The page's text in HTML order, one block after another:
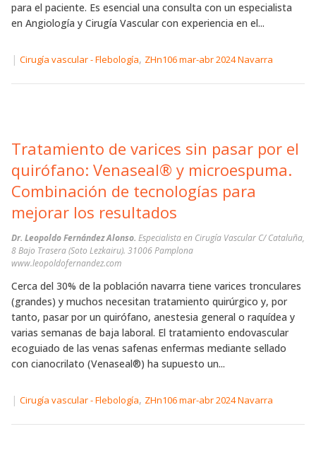
para el paciente. Es esencial una consulta con un especialista
en Angiología y Cirugía Vascular con experiencia en el...
| Cirugía vascular - Flebología, ZHn106 mar-abr 2024 Navarra
Tratamiento de varices sin pasar por el
quirófano: Venaseal® y microespuma.
Combinación de tecnologías para
mejorar los resultados
Dr. Leopoldo Fernández Alonso. Especialista en Cirugía Vascular C/ Cataluña,
8 Bajo Trasera (Soto Lezkairu). 31006 Pamplona
www.leopoldofernandez.com
Cerca del 30% de la población navarra tiene varices tronculares
(grandes) y muchos necesitan tratamiento quirúrgico y, por
tanto, pasar por un quirófano, anestesia general o raquídea y
varias semanas de baja laboral. El tratamiento endovascular
ecoguiado de las venas safenas enfermas mediante sellado
con cianocrilato (Venaseal®) ha supuesto un...
| Cirugía vascular - Flebología, ZHn106 mar-abr 2024 Navarra